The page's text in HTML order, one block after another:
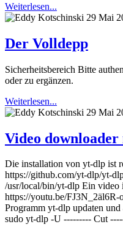
Weiterlesen...
29 Mai
Der Volldepp
Sicherheitsbereich Bitte
oder zu ergänzen.
Weiterlesen...
29 Mai
Video
Die installation von yt-dlp ist
https://github.com/yt-dlp/yt-
/usr/local/bin/yt-dlp Ein
https://youtu.be/
Programm yt-dlp updaten
sudo yt-dlp -U --------- Cut